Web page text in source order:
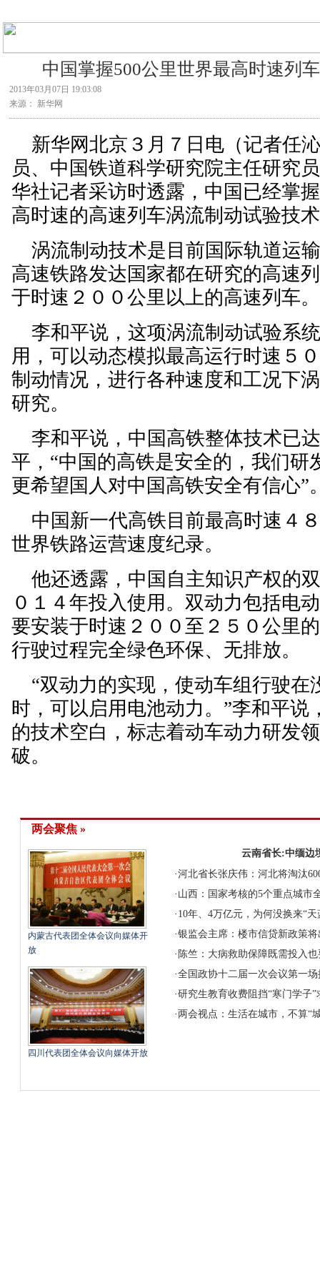
中国掌握500公里世界最高时速列
2013年03月07日 19:03:08
来源： 新华网
新华网北京３月７日电（记者任
员、中国铁道科学研究院主任研究
华社记者采访时透露，中国已经掌
高时速的高速列车涡流制动试验技
涡流制动技术是目前国际轨道运
高速铁路发达国家都在研究的高速
于时速２００公里以上的高速列车。
李和平说，这项涡流制动试验系
用，可以动态模拟最高运行时速５
制动情况，进行各种速度和工况下
研究。
李和平说，中国高铁整体技术已
平，“中国的高铁是安全的，我们研
更希望国人对中国高铁安全有信心”
中国新一代高铁目前最高时速４
世界铁路运营速度纪录。
他还透露，中国自主知识产权的
０１４年投入使用。双动力包括电
要安装于时速２００至２５０公里
行驶过程完全绿色环保、无排放。
“双动力的实现，使动车组行驶在
时，可以启用电池动力。”李和平说
的技术空白，标志着动车动力研发
破。
两会聚焦 »
内蒙古代表团全体会议向媒体开
放
四川代表团全体会议向媒体开放
云南省长:中缅边
·河北省长张庆伟：河北将淘汰
· 山西：国家考核的5个重点城市
· 10年、4万亿元，为何没换来“天
·银监会主席：楼市信贷新政策将
· 陈竺：大病救助保障既需投入
·全国政协十二届一次会议第一
·研究生教育收费阻挡“寒门学子”
· 两会视点：生活在城市，不算“